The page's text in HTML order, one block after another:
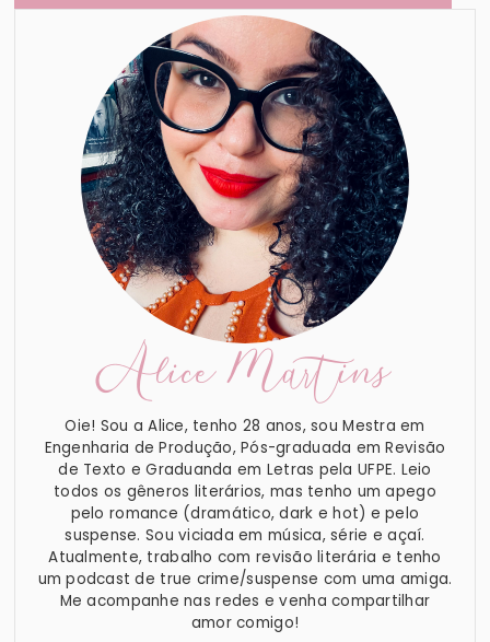
Alice Martins
Oie! Sou a Alice, tenho 28 anos, sou Mestra em
Engenharia de Produção, Pós-graduada em Revisão
de Texto e Graduanda em Letras pela UFPE. Leio
todos os gêneros literários, mas tenho um apego
pelo romance (dramático, dark e hot) e pelo
suspense. Sou viciada em música, série e açaí.
Atualmente, trabalho com revisão literária e tenho
um podcast de true crime/suspense com uma amiga.
Me acompanhe nas redes e venha compartilhar
amor comigo!